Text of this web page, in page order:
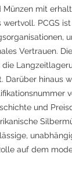
Münzen mit
wertvoll. PCGS
Vertrauen.
Darüber hinaus
und
auf dem